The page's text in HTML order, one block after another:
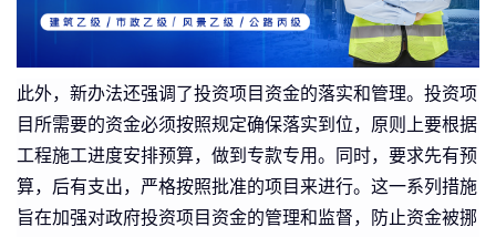
此外，新办法还强调了投资项目资金的落实和管理。投资项
目所需要的资金必须按照规定确保落实到位，原则上要根据
工程施工进度安排预算，做到专款专用。同时，要求先有预
算，后有支出，严格按照批准的项目来进行。这一系列措施
旨在加强对政府投资项目资金的管理和监督，防止资金被挪